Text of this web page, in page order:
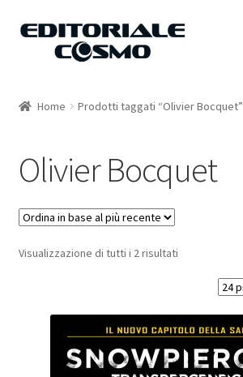
Vai
Vai
Carrello
Il mio account
Home Prodotti taggati “Olivier Bocquet”
Olivier Bocquet
Visualizzazione di tutti i 2 risultati